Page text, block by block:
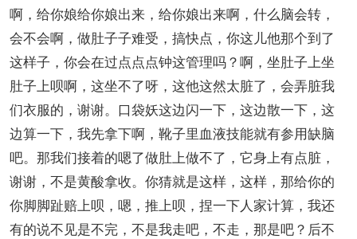
啊，给你娘给你娘出来，给你娘出来啊，什么脑会转，
会不会啊，做肚子子难受，搞快点，你这儿他那个到了
这样子，你会在过点点点钟这管理吗？啊，坐肚子上坐
肚子上呗啊，这坐不了呀，这他这然太脏了，会弄脏我
们衣服的，谢谢。口袋妖这边闪一下，这边散一下，这
边算一下，我先拿下啊，靴子里血液技能就有参用缺脑
吧。那我们接着的嗯了做肚上做不了，它身上有点脏，
谢谢，不是黄酸拿收。你猜就是这样，这样，那给你的
你脚脚趾赔上呗，嗯，推上呗，捏一下人家计算，我还
有的说不见是不完，不是我走吧，不走，那是吧？后不